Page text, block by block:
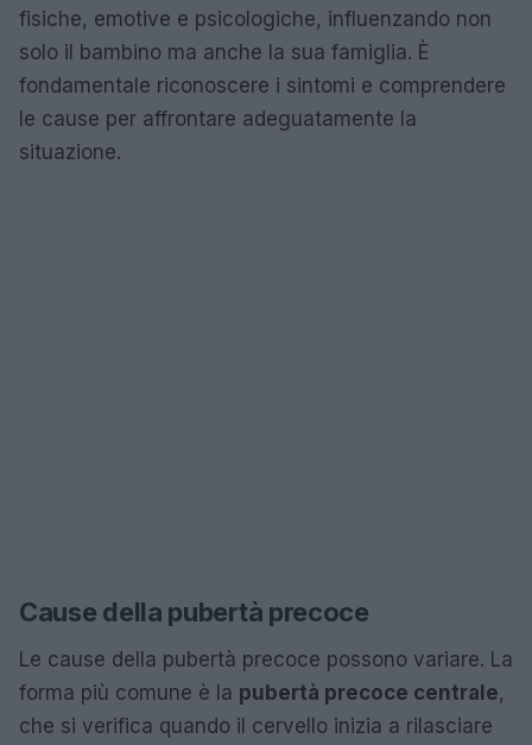
fisiche, emotive e psicologiche, influenzando non
solo il bambino ma anche la sua famiglia. È
fondamentale riconoscere i sintomi e comprendere
le cause per affrontare adeguatamente la
situazione.
Cause della pubertà precoce
Le cause della pubertà precoce possono variare. La
forma più comune è la pubertà precoce centrale,
che si verifica quando il cervello inizia a rilasciare